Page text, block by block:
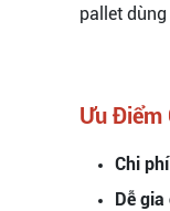
pallet
Ưu Điểm
Chi
Dễ gia